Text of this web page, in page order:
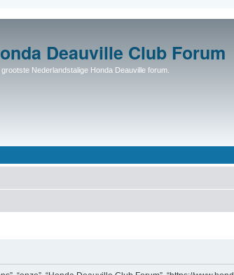
Deauville Club Forum
grootste Nederlandstalige Honda Deauville forum.